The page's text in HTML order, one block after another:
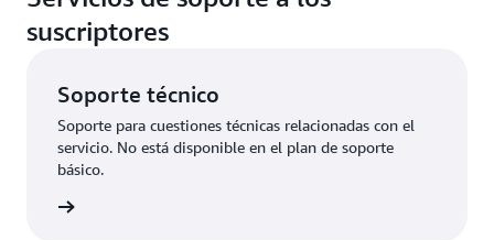
suscriptores
Soporte técnico
Soporte para cuestiones técnicas relacionadas con el
servicio. No está disponible en el plan de soporte
básico.